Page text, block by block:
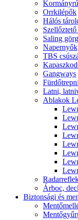
Orrkilépők
Hálós
Szellőztető
Saling
TBS
Gangways
Latni,
Ablakok
Árboc,
Biztonsági és